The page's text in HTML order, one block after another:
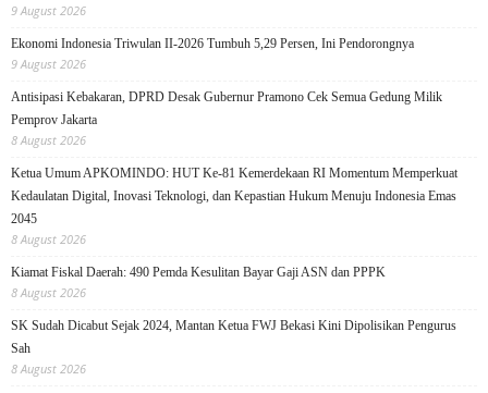
9 August 2026
Ekonomi Indonesia Triwulan II-2026 Tumbuh 5,29 Persen, Ini Pendorongnya
9 August 2026
Antisipasi Kebakaran, DPRD Desak Gubernur Pramono Cek Semua Gedung Milik
Pemprov Jakarta
8 August 2026
Ketua Umum APKOMINDO: HUT Ke-81 Kemerdekaan RI Momentum Memperkuat
Kedaulatan Digital, Inovasi Teknologi, dan Kepastian Hukum Menuju Indonesia Emas
2045
8 August 2026
Kiamat Fiskal Daerah: 490 Pemda Kesulitan Bayar Gaji ASN dan PPPK
8 August 2026
SK Sudah Dicabut Sejak 2024, Mantan Ketua FWJ Bekasi Kini Dipolisikan Pengurus
Sah
8 August 2026